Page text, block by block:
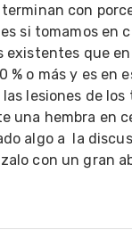
con
si tomamos en
existentes que
% o más y es en
lesiones de los
una hembra en
algo a  la
con un gran